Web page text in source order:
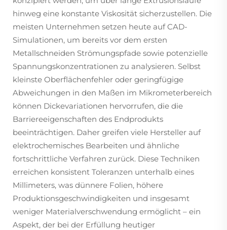
hinweg eine konstante Viskosität sicherzustellen. Die
meisten Unternehmen setzen heute auf CAD-
Simulationen, um bereits vor dem ersten
Metallschneiden Strömungspfade sowie potenzielle
Spannungskonzentrationen zu analysieren. Selbst
kleinste Oberflächenfehler oder geringfügige
Abweichungen in den Maßen im Mikrometerbereich
können Dickevariationen hervorrufen, die die
Barriereeigenschaften des Endprodukts
beeinträchtigen. Daher greifen viele Hersteller auf
elektrochemisches Bearbeiten und ähnliche
fortschrittliche Verfahren zurück. Diese Techniken
erreichen konsistent Toleranzen unterhalb eines
Millimeters, was dünnere Folien, höhere
Produktionsgeschwindigkeiten und insgesamt
weniger Materialverschwendung ermöglicht – ein
Aspekt, der bei der Erfüllung heutiger